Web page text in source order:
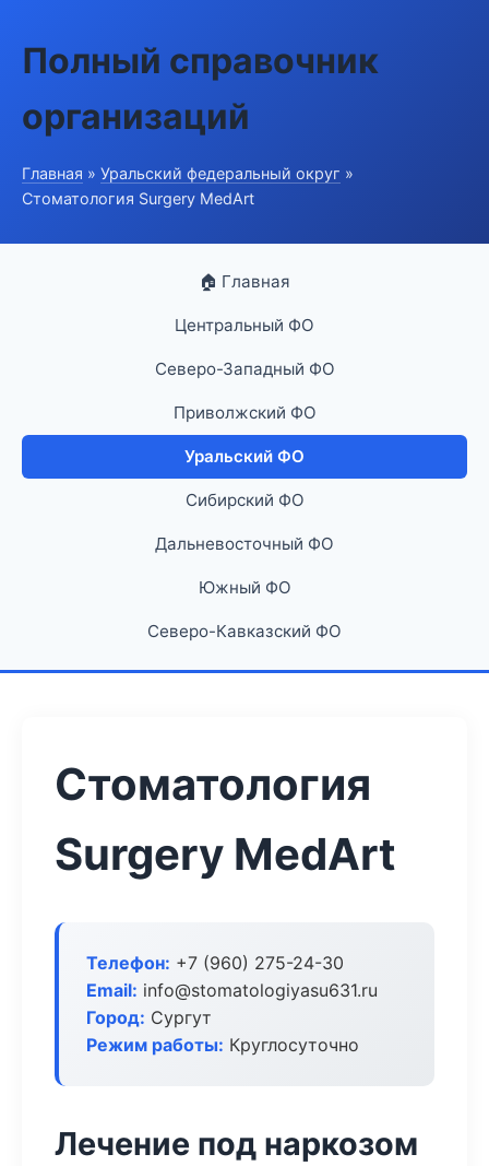
Полный справочник
организаций
Главная » Уральский федеральный округ »
Стоматология Surgery MedArt
🏠 Главная
Центральный ФО
Северо-Западный ФО
Приволжский ФО
Уральский ФО
Сибирский ФО
Дальневосточный ФО
Южный ФО
Северо-Кавказский ФО
Стоматология
Surgery MedArt
Телефон: +7 (960) 275-24-30
Email: info@stomatologiyasu631.ru
Город: Сургут
Режим работы: Круглосуточно
Лечение под наркозом